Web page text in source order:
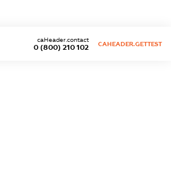
0 (800) 210 102
caHeader.contact
CAHEADER.GETTEST